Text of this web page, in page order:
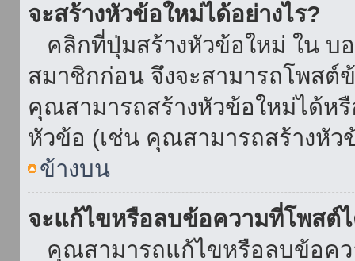
จะสร้างหัวข้อใหม่ได้อย่างไร?
คลิกที่ปุ่มสร้างหัวข้อใหม่ ใน บ
สมาชิกก่อน จึงจะสามารถโพส
คุณสามารถสร้างหัวข้อใหม่ได้ห
หัวข้อ (เช่น คุณสามารถสร้างหั
ข้างบน
จะแก้ไขหรือลบข้อความที่โพสต์ไ
คุณสามารถแก้ไขหรือลบข้อคว